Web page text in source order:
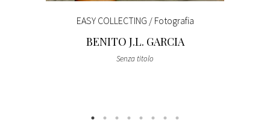
EASY COLLECTING / Fotografia
BENITO J.L. GARCIA
Senza titolo